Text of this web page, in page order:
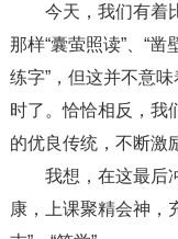
今天，我们有着
那样“囊萤照读”、“凿
练字”，但这并不意
时了。恰恰相反，我
的优良传统，不断激
我想，在这最后
康，上课聚精会神，